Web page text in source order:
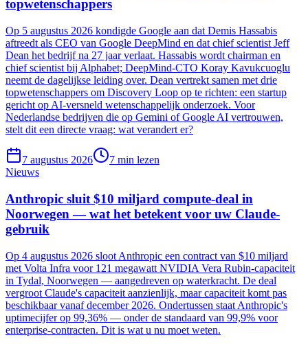
topwetenschappers
Op 5 augustus 2026 kondigde Google aan dat Demis Hassabis
aftreedt als CEO van Google DeepMind en dat chief scientist Jeff
Dean het bedrijf na 27 jaar verlaat. Hassabis wordt chairman en
chief scientist bij Alphabet; DeepMind-CTO Koray Kavukcuoglu
neemt de dagelijkse leiding over. Dean vertrekt samen met drie
topwetenschappers om Discovery Loop op te richten: een startup
gericht op AI-versneld wetenschappelijk onderzoek. Voor
Nederlandse bedrijven die op Gemini of Google AI vertrouwen,
stelt dit een directe vraag: wat verandert er?
7 augustus 2026 7 min lezen
Nieuws
Anthropic sluit $10 miljard compute-deal in
Noorwegen — wat het betekent voor uw Claude-
gebruik
Op 4 augustus 2026 sloot Anthropic een contract van $10 miljard
met Volta Infra voor 121 megawatt NVIDIA Vera Rubin-capaciteit
in Tydal, Noorwegen — aangedreven op waterkracht. De deal
vergroot Claude's capaciteit aanzienlijk, maar capaciteit komt pas
beschikbaar vanaf december 2026. Ondertussen staat Anthropic's
uptimecijfer op 99,36% — onder de standaard van 99,9% voor
enterprise-contracten. Dit is wat u nu moet weten.